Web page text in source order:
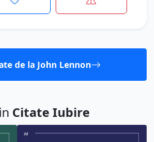
de la John Lennon
Citate Iubire